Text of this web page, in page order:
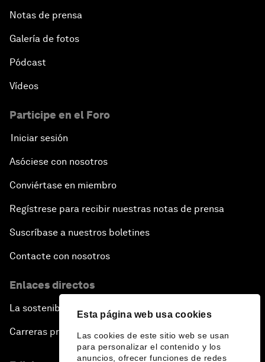
Esta página web usa cookies
Las cookies de este sitio web se usan
para personalizar el contenido y los
anuncios, ofrecer funciones de redes
Notas de prensa
Galería de fotos
Pódcast
Vídeos
Participe en el Foro
Iniciar sesión
Asóciese con nosotros
Conviértase en miembro
Regístrese para recibir nuestras notas de prensa
Suscríbase a nuestros boletines
Contacte con nosotros
Enlaces directos
La sostenibilidad en el Foro
Carreras profesionales